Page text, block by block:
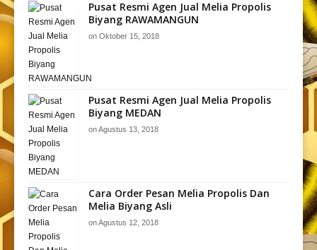
Pusat Resmi Agen Jual Melia Propolis
Biyang RAWAMANGUN
on Oktober 15, 2018
Pusat Resmi Agen Jual Melia Propolis
Biyang MEDAN
onAgustus 13, 2018
Cara Order Pesan Melia Propolis Dan
Melia Biyang Asli
onAgustus 12, 2018